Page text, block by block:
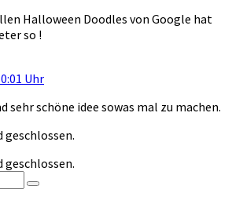
Halloween Doodles von Google hat
so !
Uhr
sehr schöne idee sowas mal zu machen.
geschlossen.
geschlossen.
Suchen